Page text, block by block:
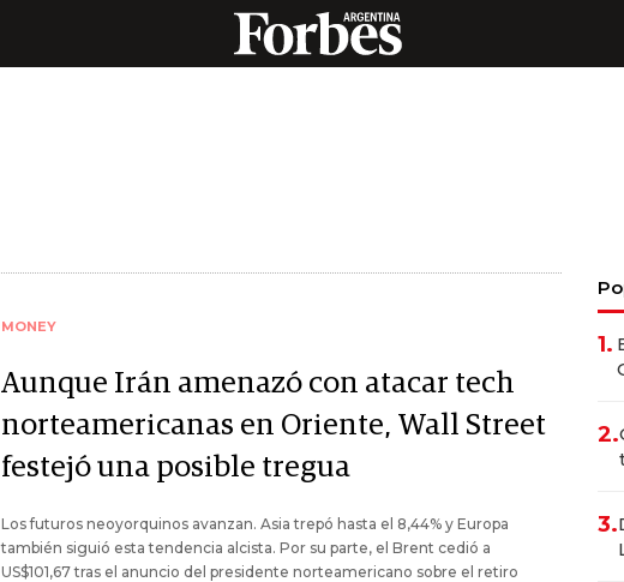
MONEY
Aunque Irán amenazó con atacar tech
norteamericanas en Oriente, Wall Street
festejó una posible tregua
Los futuros neoyorquinos avanzan. Asia trepó hasta el 8,44% y Europa
también siguió esta tendencia alcista. Por su parte, el Brent cedió a
US$101,67 tras el anuncio del presidente norteamericano sobre el retiro
1.
2.
3.